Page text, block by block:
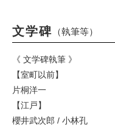
文学碑 （執筆等）
《 文学碑執筆 》
【室町以前】
片桐洋一
【江戸】
櫻井武次郎 / 小林孔